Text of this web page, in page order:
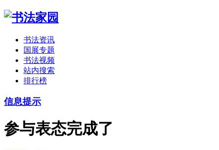
书法资讯
国展专题
书法视频
站内搜索
排行榜
信息提示
参与表态完成了